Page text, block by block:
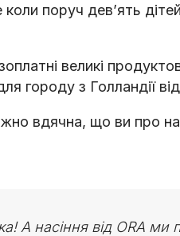
поруч девʼять
великі
городу з Голландії
вдячна, що ви про
А насіння від ORA